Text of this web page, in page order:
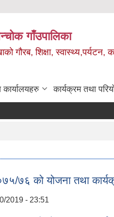
गाँउपालिका
गौरब, शिक्षा, स्वास्थ्य,पर्यटन,
कार्यालयहरु कार्यक्रम तथा
७६ को योजना तथा
2019 - 23:51